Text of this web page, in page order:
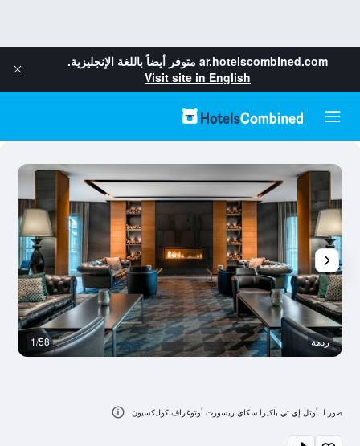
ar.hotelscombined.com متوفر أيضاً باللغة الإنجليزية.
Visit site in English
ردهة 1/58
صور لـ أوتل إي ثي باكيرا سكاي ريسورت أوتوغراف كوليكسيون